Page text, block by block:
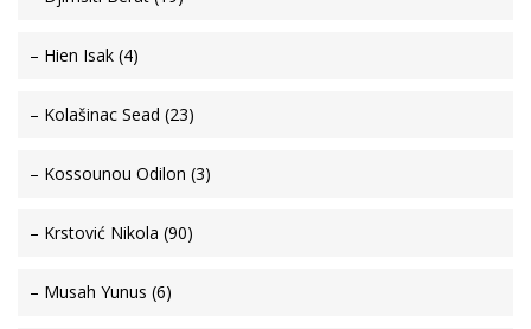
– Hien Isak (4)
– Kolašinac Sead (23)
– Kossounou Odilon (3)
– Krstović Nikola (90)
– Musah Yunus (6)